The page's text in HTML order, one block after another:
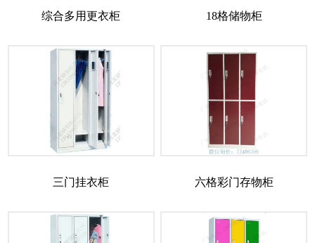
综合多用更衣柜 18格储物柜
三门挂衣柜 六格彩门存物柜